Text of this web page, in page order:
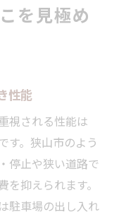
を見極め
性能
視される性能は
す。狭山市のよう
停止や狭い道路で
抑えられます。
駐車場の出し入れ